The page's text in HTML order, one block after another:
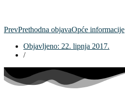
PrevPrethodna objavaOpće informacije
Objavljeno: 22. lipnja 2017.
/